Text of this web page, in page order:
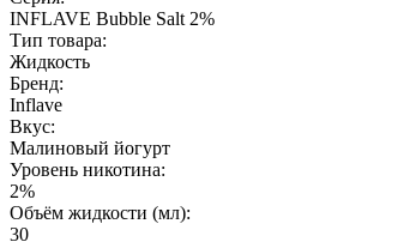
INFLAVE Bubble Salt 2%
Тип товара:
Жидкость
Бренд:
Inflave
Вкус:
Малиновый йогурт
Уровень никотина:
2%
Объём жидкости (мл):
30